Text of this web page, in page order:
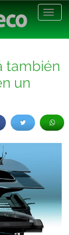
también
un